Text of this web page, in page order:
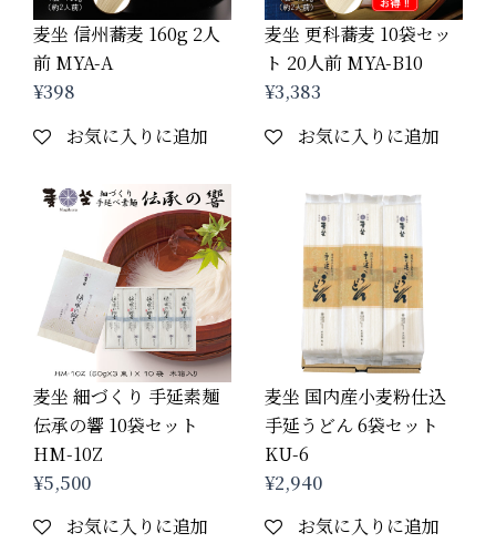
麦坐 信州蕎麦 160g 2人
前 MYA-A
¥398
お気に入りに追加
麦坐 更科蕎麦 10袋セッ
ト 20人前 MYA-B10
¥3,383
お気に入りに追加
麦坐 細づくり 手延素麺
伝承の響 10袋セット
HM-10Z
¥5,500
お気に入りに追加
麦坐 国内産小麦粉仕込
手延うどん 6袋セット
KU-6
¥2,940
お気に入りに追加